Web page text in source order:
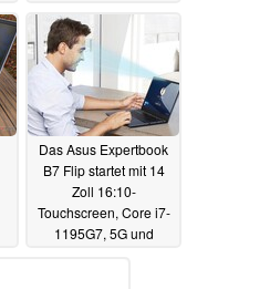
13.01.2022
Das Asus Expertbook
B7 Flip startet mit 14
Zoll 16:10-
Touchscreen, Core i7-
1195G7, 5G und